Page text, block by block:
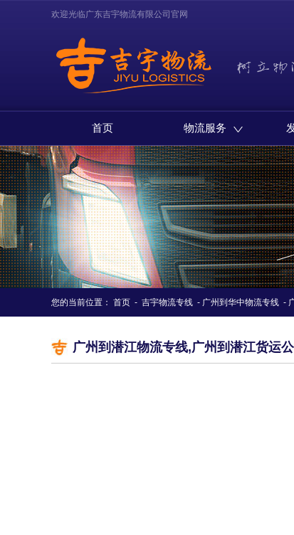
欢迎光临广东吉宇物流有限公司官网
首页 物流服务
您的当前位置： 首页 - 吉宇物流专线 - 广州到华中物流专线 -
广州到潜江物流专线,广州到潜江货运公